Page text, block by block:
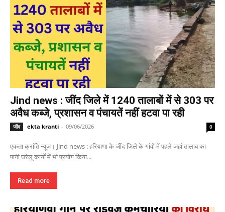
Jind news : जींद जिले में 1240 तालाबों में से 303 पर
अवैध कब्जे, प्रशासन व पंचायतें नहीं हटवा पा रही
जींद ekta kranti - 09/06/2026 0
एकता क्रांति न्यूज। Jind news : हरियाणा के जींद जिले के गांवों में पहले जहां तालाब का
पानी घरेलू कार्यों में भी प्रयोग किया...
Read more